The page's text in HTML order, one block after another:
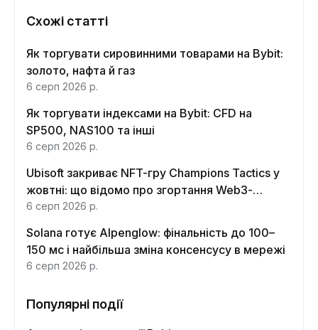
Схожі статті
Як торгувати сировинними товарами на Bybit:
золото, нафта й газ
6 серп 2026 р.
Як торгувати індексами на Bybit: CFD на
SP500, NAS100 та інші
6 серп 2026 р.
Ubisoft закриває NFT-гру Champions Tactics у
жовтні: що відомо про згортання Web3-
функцій
6 серп 2026 р.
Solana готує Alpenglow: фінальність до 100–
150 мс і найбільша зміна консенсусу в мережі
6 серп 2026 р.
Популярні події